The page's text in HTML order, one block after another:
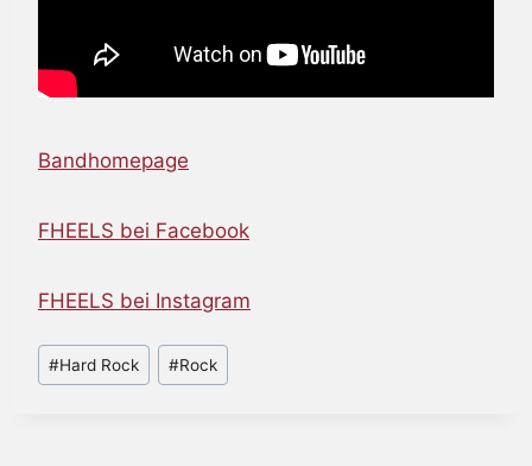
Bandhomepage
FHEELS bei Facebook
FHEELS bei Instagram
Schlagworte:
#Hard Rock #Rock